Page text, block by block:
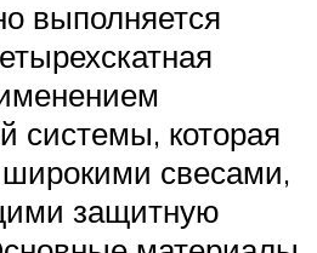
выполняется
системы, которая
широкими свесами,
защитную